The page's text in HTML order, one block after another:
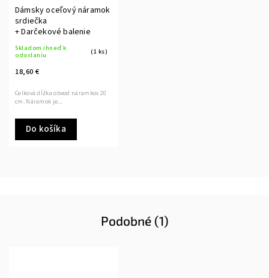
Dámsky oceľový náramok
srdiečka
+ Darčekové balenie
Skladom ihneď k
odoslaniu
(1 ks)
18,60 €
Do košíka
Celková dĺžka obvod náramkov 20
cm. Náramok je...
Podobné (1)